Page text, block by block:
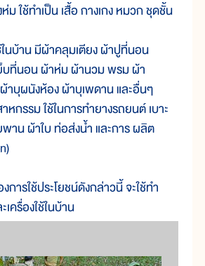
ช้ทำเป็น เสื้อ กางเกง หมวก ชุดชั้น
บ้าน มีผ้าคลุมเตียง ผ้าปูที่นอน
ที่นอน ผ้าห่ม ผ้านวม พรม ผ้า
บุผนังห้อง ผ้าบุเพดาน และอื่นๆ
รม ใช้ในการทำยางรถยนต์ เบาะ
าน ผ้าใบ ท่อส่งน้ำ และการ ผลิต
ใช้ประโยชน์ดังกล่าวนี้ จะใช้ทำ
เครื่องใช้ในบ้าน